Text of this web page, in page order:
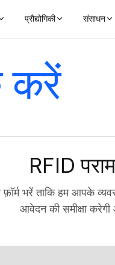
प्रौद्योगिकी संसाधन
करें
RFID
फ़ॉर्म भरें ताकि हम आपके
आवेदन की समीक्षा